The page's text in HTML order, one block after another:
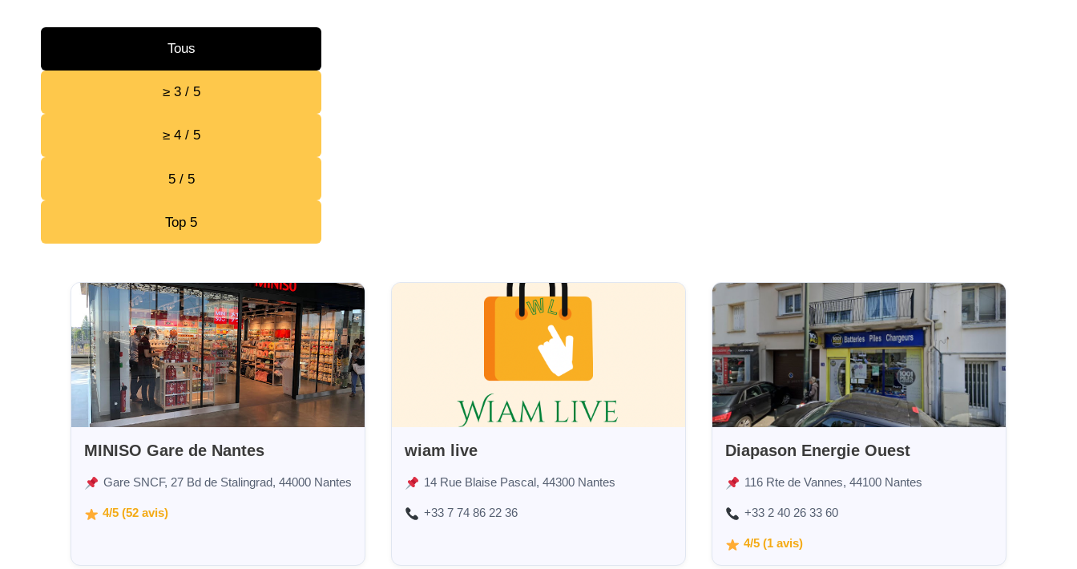
Tous
≥ 3 / 5
≥ 4 / 5
5 / 5
Top 5
MINISO Gare de Nantes
Gare SNCF, 27 Bd de Stalingrad, 44000 Nantes
4/5 (52 avis)
wiam live
14 Rue Blaise Pascal, 44300 Nantes
+33 7 74 86 22 36
Diapason Energie Ouest
116 Rte de Vannes, 44100 Nantes
+33 2 40 26 33 60
4/5 (1 avis)